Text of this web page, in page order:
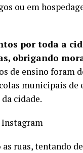
ou em
por toda a
obrigando
de ensino foram
municipais
cidade.
Instagram
ruas, tentando